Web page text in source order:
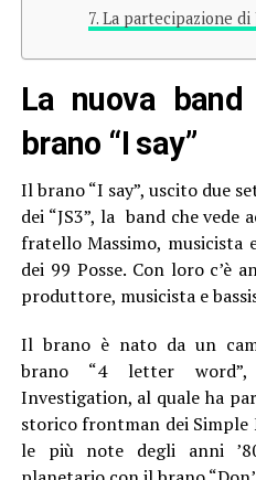
La partecipazione di
La nuova
brano “I say”
Il brano “I say”, uscito due
dei “JS3”, la band che vede
fratello Massimo, musicista
dei 99 Posse. Con loro c’è
produttore, musicista e
Il brano è nato da un
brano “4 letter
Investigation, al quale ha
storico frontman dei Simple
le più note degli anni